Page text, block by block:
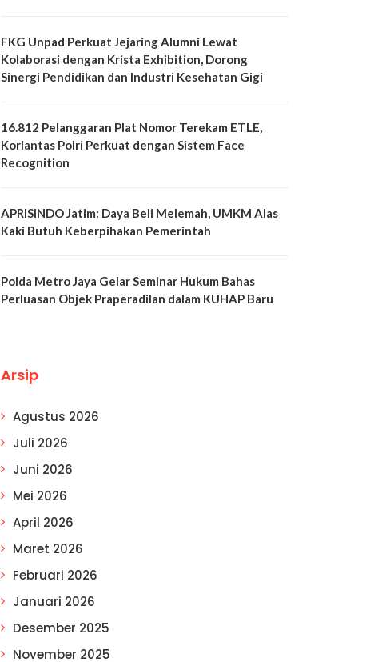
FKG Unpad Perkuat Jejaring Alumni Lewat
Kolaborasi dengan Krista Exhibition, Dorong
Sinergi Pendidikan dan Industri Kesehatan Gigi
16.812 Pelanggaran Plat Nomor Terekam ETLE,
Korlantas Polri Perkuat dengan Sistem Face
Recognition
APRISINDO Jatim: Daya Beli Melemah, UMKM Alas
Kaki Butuh Keberpihakan Pemerintah
Polda Metro Jaya Gelar Seminar Hukum Bahas
Perluasan Objek Praperadilan dalam KUHAP Baru
Arsip
Agustus 2026
Juli 2026
Juni 2026
Mei 2026
April 2026
Maret 2026
Februari 2026
Januari 2026
Desember 2025
November 2025